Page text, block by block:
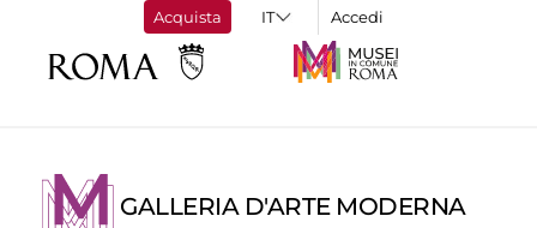
Acquista Accedi
GALLERIA D'ARTE MODERNA